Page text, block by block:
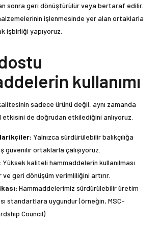
sonra geri dönüştürülür veya bertaraf edilir.
işlenmesinde yer alan ortaklarla
işbirliği yapıyoruz.
kullanımı
sadece ürünü değil, aynı zamanda
de doğrudan etkilediğini anlıyoruz.
Yalnızca sürdürülebilir balıkçılığa
güvenilir ortaklarla çalışıyoruz.
Yüksek kaliteli hammaddelerin kullanılması
ve geri dönüşüm verimliliğini artırır.
Hammaddelerimiz sürdürülebilir üretim
standartlara uygundur (örneğin, MSC-
Council).